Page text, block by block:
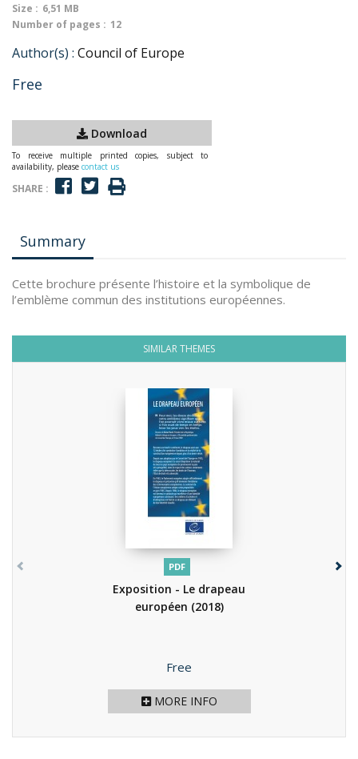
Size : 6,51 MB
Number of pages : 12
Author(s) : Council of Europe
Free
Download
To receive multiple printed copies, subject to
availability, please contact us
SHARE :
Summary
Cette brochure présente l’histoire et la symbolique de
l’emblème commun des institutions européennes.
SIMILAR THEMES
PDF
Exposition - Le drapeau
européen (2018)
Price
Free
MORE INFO